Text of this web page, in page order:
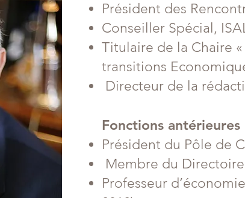
Président des
Conseiller Spécial,
Titulaire de la Chaire
transitions
Directeur de la
Fonctions antérieures
Président du Pôle de
Membre du
Professeur